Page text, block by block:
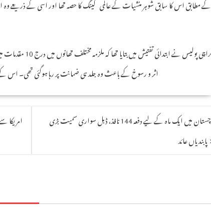
کے مطابق اس کا سابق شوہر منشیات کے عالمی گینگ کا حصہ تھا اور اسی کے ذریعے وہ
اثر و رسوخ کے باعث وہ جلد ہی ضمانت پر رہا ہوگئی تھی۔ اس
بلوچستان میں ایک ماہ کے لیے دفعہ 144 نافذ، ڈبل سواری سمیت بڑی
پابندیاں عائد